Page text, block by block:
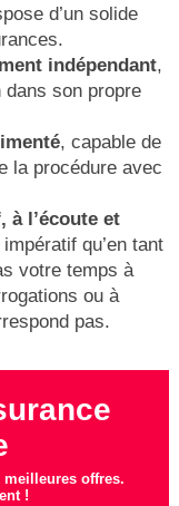
d’un solide
indépendant,
son propre
, capable de
la procédure avec
à l’écoute et
qu’en tant
votre temps à
ou à
pas.
offres.
!